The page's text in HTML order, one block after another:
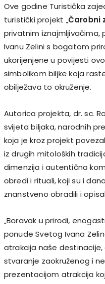
Ove godine Turistička
turistički projekt „Čarobni
privatnim
Ivanu Zelini s bogatom
ukorijenjene u povijesti
simbolikom biljke koja
obilježava to okruženje.
Autorica projekta, dr. sc.
svijeta biljaka, narodnih
koja je kroz projekt
iz drugih mitoloških
dimenzija i autentična
obredi i rituali, koji su i
znanstveno obradili i
„Boravak u prirodi,
ponude Svetog Ivana
atrakcija naše
stvaranje zaokruženog i
prezentacijom atrakcija